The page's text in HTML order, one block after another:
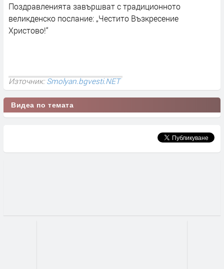
Поздравленията завършват с традиционното
великденско послание: „Честито Възкресение
Христово!“
Източник:Smolyan.bgvesti.NET
Видеа по темата